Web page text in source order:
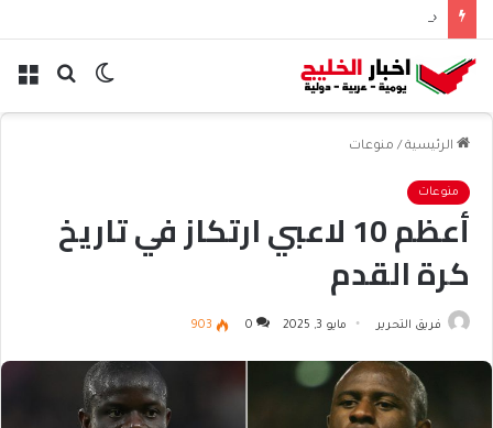
خمسة هواتف تتحدى آيفون 18 وتشعل المنافسة
بحث الوضع
الرئيسية / منوعات
منوعات
أعظم 10 لاعبي ارتكاز في تاريخ
كرة القدم
فريق التحرير مايو 3, 2025 0
903